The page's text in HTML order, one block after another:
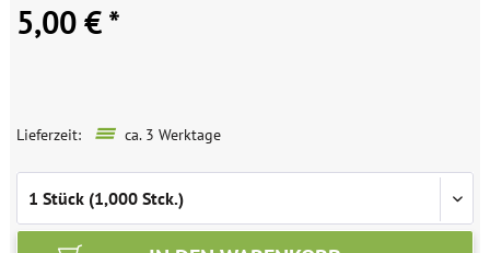
5,00 € *
Lieferzeit: ca. 3 Werktage